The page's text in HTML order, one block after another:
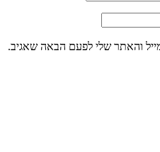
שלי לפעם הבאה שאגיב.